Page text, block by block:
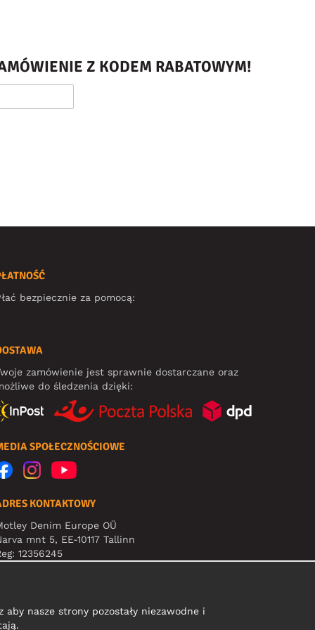
Z KODEM RABATOWYM!
bezpiecznie za pomocą:
zamówienie jest sprawnie dostarczane oraz
do śledzenia dzięki:
SPOŁECZNOŚCIOWE
KONTAKTOWY
Denim Europe OÜ
mnt 5, EE-10117 Tallinn
12356245
nasze strony pozostały niezawodne i